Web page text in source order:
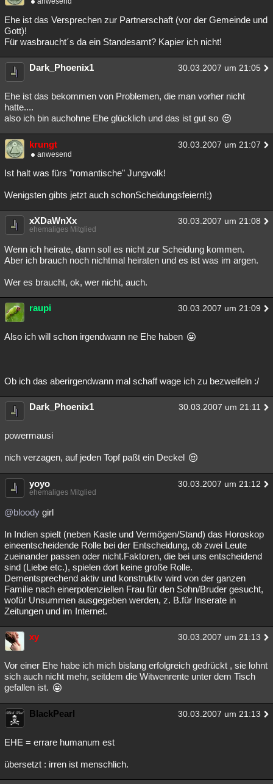
Ehe ist das Versprechen zur Partnerschaft (vor der Gemeinde und
Gott)!
Für wasbraucht´s da ein Standesamt? Kapier ich nicht!
Dark_Phoenix1 30.03.2007 um 21:05
Ehe ist das bekommen von Problemen, die man vorher nicht
hatte....
also ich bin auchohne Ehe glücklich und das ist gut so
krungt 30.03.2007 um 21:07
anwesend
Ist halt was fürs "romantische" Jungvolk!
Wenigsten gibts jetzt auch schonScheidungsfeiern!;)
xXDaWnXx 30.03.2007 um 21:08
ehemaliges Mitglied
Wenn ich heirate, dann soll es nicht zur Scheidung kommen.
Aber ich brauch noch nichtmal heiraten und es ist was im argen.
Wer es braucht, ok, wer nicht, auch.
raupi 30.03.2007 um 21:09
Also ich will schon irgendwann ne Ehe haben
Ob ich das aberirgendwann mal schaff wage ich zu bezweifeln :/
Dark_Phoenix1 30.03.2007 um 21:11
powermausi
nich verzagen, auf jeden Topf paßt ein Deckel
yoyo 30.03.2007 um 21:12
ehemaliges Mitglied
@bloody girl
In Indien spielt (neben Kaste und Vermögen/Stand) das Horoskop
eineentscheidende Rolle bei der Entscheidung, ob zwei Leute
zueinander passen oder nicht.Faktoren, die bei uns entscheidend
sind (Liebe etc.), spielen dort keine große Rolle.
Dementsprechend aktiv und konstruktiv wird von der ganzen
Familie nach einerpotenziellen Frau für den Sohn/Bruder gesucht,
wofür Unsummen ausgegeben werden, z. B.für Inserate in
Zeitungen und im Internet.
xy 30.03.2007 um 21:13
Vor einer Ehe habe ich mich bislang erfolgreich gedrückt , sie lohnt
sich auch nicht mehr, seitdem die Witwenrente unter dem Tisch
gefallen ist.
BlackPearl 30.03.2007 um 21:13
EHE = errare humanum est
übersetzt : irren ist menschlich.